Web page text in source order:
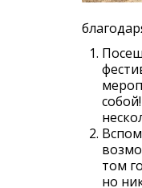
том
но